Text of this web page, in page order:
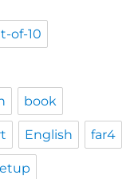
of-10
book
English far4